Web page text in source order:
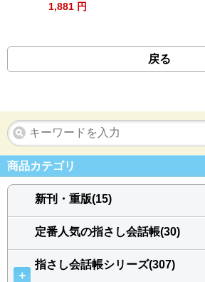
1,881 円
戻る
商品カテゴリ
新刊・重版(15)
定番人気の指さし会話帳(30)
＋
指さし会話帳シリーズ(307)